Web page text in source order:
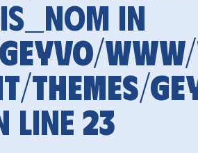
in
themes/
line 23